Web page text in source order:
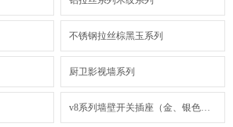
不锈钢拉丝棕黑玉系列
厨卫影视墙系列